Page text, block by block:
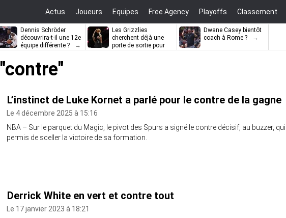
Actus Joueurs Equipes Free Agency Playoffs Classement
Dennis Schröder
découvrira-t-il une 12e
équipe différente ?
Les Grizzlies
cherchent déjà une
porte de sortie pour
Dwane Casey bientôt
coach à Rome ?
"contre"
L’instinct de Luke Kornet a parlé pour le contre de la gagne
Le 4 décembre 2025 à 15:16
NBA – Sur le parquet du Magic, le pivot des Spurs a signé le contre décisif, au buzzer,
permis de sceller la victoire de sa formation.
Derrick White en vert et contre tout
Le 17 janvier 2023 à 18:21